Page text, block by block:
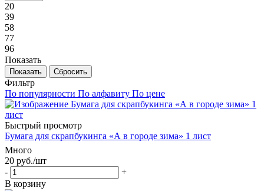
20
39
58
77
96
Показать
Сбросить
Фильтр
По популярности По алфавиту По цене
Быстрый просмотр
Бумага для скрапбукинга «А в городе зима» 1 лист
Много
20 руб./шт
-
+
В корзину